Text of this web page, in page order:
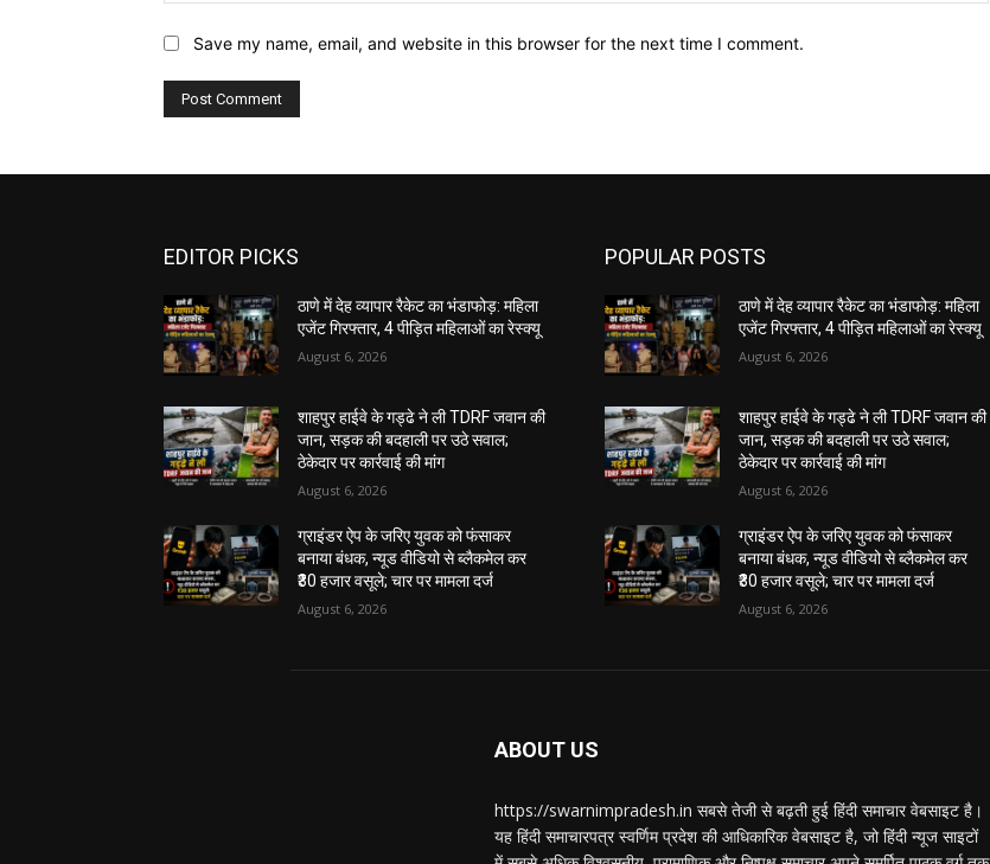
Save my name, email, and website in this browser for the next time I comment.
EDITOR PICKS
ठाणे में देह व्यापार रैकेट का भंडाफोड़: महिला
एजेंट गिरफ्तार, 4 पीड़ित महिलाओं का रेस्क्यू
August 6, 2026
शाहपुर हाईवे के गड्ढे ने ली TDRF जवान की
जान, सड़क की बदहाली पर उठे सवाल;
ठेकेदार पर कार्रवाई की मांग
August 6, 2026
ग्राइंडर ऐप के जरिए युवक को फंसाकर
बनाया बंधक, न्यूड वीडियो से ब्लैकमेल कर
₹30 हजार वसूले; चार पर मामला दर्ज
August 6, 2026
POPULAR POSTS
ठाणे में देह व्यापार रैकेट का भंडाफोड़: महिला
एजेंट गिरफ्तार, 4 पीड़ित महिलाओं का रेस्क्यू
August 6, 2026
शाहपुर हाईवे के गड्ढे ने ली TDRF जवान की
जान, सड़क की बदहाली पर उठे सवाल;
ठेकेदार पर कार्रवाई की मांग
August 6, 2026
ग्राइंडर ऐप के जरिए युवक को फंसाकर
बनाया बंधक, न्यूड वीडियो से ब्लैकमेल कर
₹30 हजार वसूले; चार पर मामला दर्ज
August 6, 2026
ABOUT US
https://swarnimpradesh.in सबसे तेजी से बढ़ती हुई हिंदी समाचार वेबसाइट है।
यह हिंदी समाचारपत्र स्वर्णिम प्रदेश की आधिकारिक वेबसाइट है, जो हिंदी न्यूज साइटों